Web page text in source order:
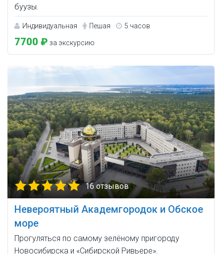
буузы.
Индивидуальная Пешая 5 часов
7700 ₽ за экскурсию
16 отзывов
Невероятный Академгородок и Обское
море
Прогуляться по самому зелёному пригороду
Новосибирска и «Сибирской Ривьере».